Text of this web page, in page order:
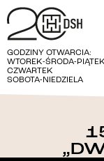
GODZINY OTWARCIA:
WTOREK-ŚRODA-PIĄTEK
CZWARTEK
SOBOTA-NIEDZIELA